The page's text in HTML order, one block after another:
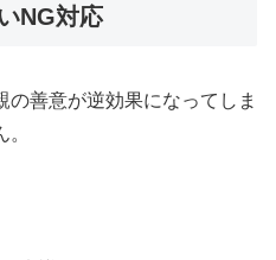
NG対応
善意が逆効果になってしま